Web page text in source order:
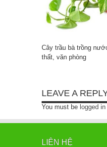
Cây trầu bà trồng
thất, văn phòng
LEAVE A
You must be logged in
LIÊN HỆ